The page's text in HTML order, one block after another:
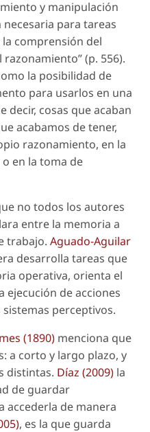
y manipulación
para tareas
comprensión del
(p. 556).
la posibilidad de
para usarlos en una
decir, cosas que acaban
acabamos de tener,
razonamiento, en la
en la toma de
no todos los autores
entre la memoria a
trabajo. Aguado-Aguilar
desarrolla tareas que
operativa, orienta el
ejecución de acciones
perceptivos.
(1890) menciona que
a corto y largo plazo, y
distintas. Díaz (2009) la
de guardar
accederla de manera
, es la que guarda